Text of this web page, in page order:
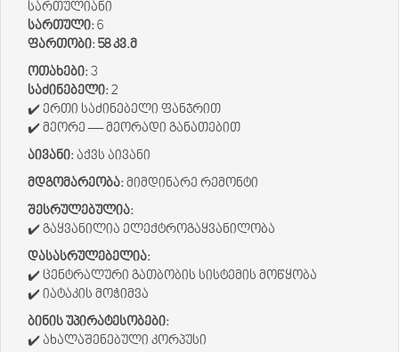
სართულიანი
სართული: 6
ფართობი: 58 კვ.მ
ოთახები: 3
საძინებელი: 2
✔️ ერთი საძინებელი ფანჯრით
✔️ მეორე — მეორადი განათებით
აივანი: აქვს აივანი
მდგომარეობა: მიმდინარე რემონტი
შესრულებულია:
✔️ გაყვანილია ელექტროგაყვანილობა
დასასრულებელია:
✔️ ცენტრალური გათბობის სისტემის მოწყობა
✔️ იატაკის მოჭიმვა
ბინის უპირატესობები:
✔️ ახალაშენებული კორპუსი